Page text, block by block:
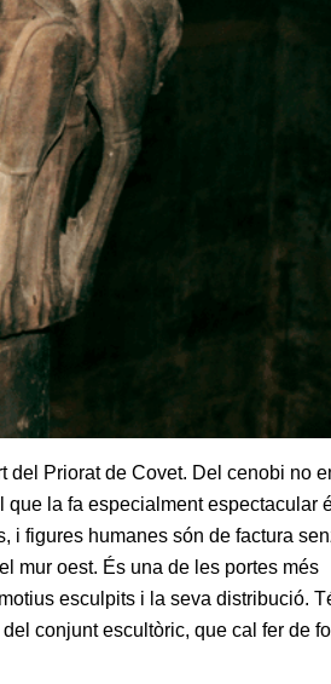
del Priorat de Covet. Del cenobi no
la fa especialment espectacular
i figures humanes són de factura
mur oest. És una de les portes més
esculpits i la seva distribució.
conjunt escultòric, que cal fer de